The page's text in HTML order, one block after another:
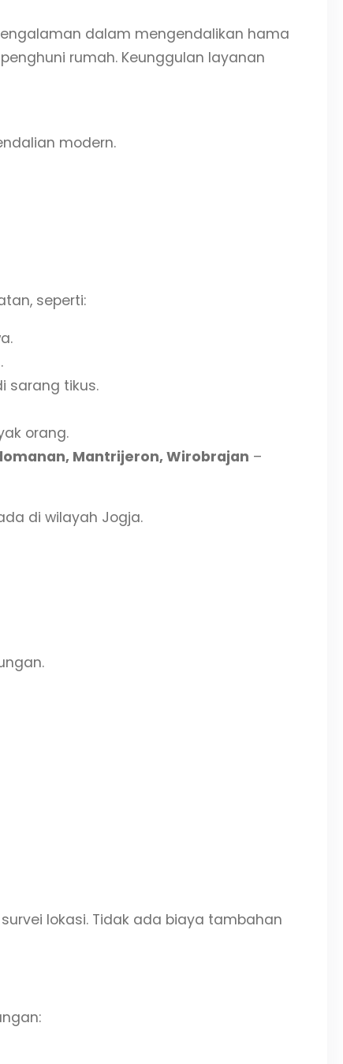
dalam mengendalikan hama
rumah. Keunggulan layanan
modern.
seperti:
sarang tikus.
orang.
Mantrijeron, Wirobrajan –
di wilayah Jogja.
lokasi. Tidak ada biaya tambahan